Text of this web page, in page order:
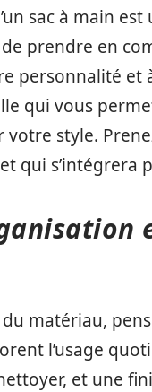
sac à main
prendre en
personnalité et
qui vous
votre style.
qui
matériau,
l’usage
et une